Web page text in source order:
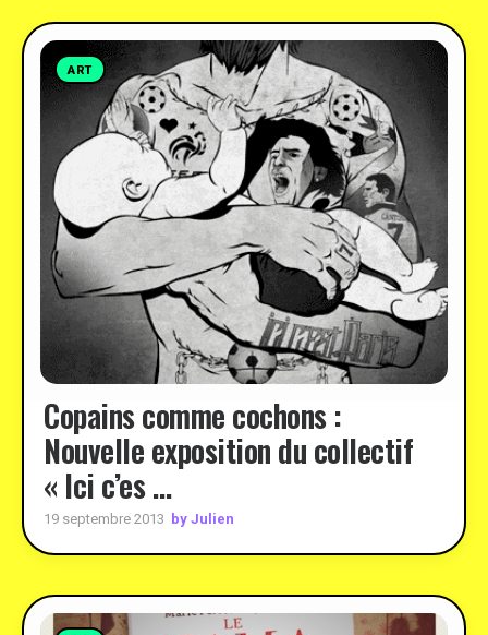
ART
Copains comme cochons :
Nouvelle exposition du collectif
« Ici c’es …
19 septembre 2013 by Julien